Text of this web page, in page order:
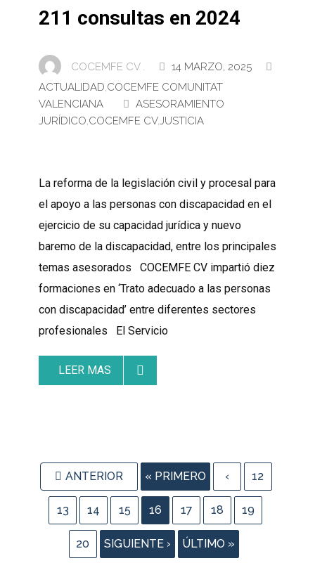
211 consultas en 2024
COCEMFE CV .
14 MARZO, 2025
ACTUALIDAD,COCEMFE COMUNITAT
VALENCIANA
ASESORAMIENTO
JURÍDICO,COCEMFE CV,JUSTICIA
La reforma de la legislación civil y procesal para
el apoyo a las personas con discapacidad en el
ejercicio de su capacidad jurídica y nuevo
baremo de la discapacidad, entre los principales
temas asesorados COCEMFE CV impartió diez
formaciones en ‘Trato adecuado a las personas
con discapacidad’ entre diferentes sectores
profesionales El Servicio
LEER MAS
ANTERIOR « PRIMERO ‹ 12
13 14 15 16 17 18 19
20 SIGUIENTE › ÚLTIMO »